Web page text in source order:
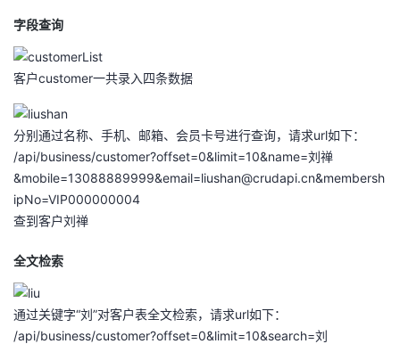
藏
议
字段查询
客户customer一共录入四条数据
分别通过名称、手机、邮箱、会员卡号进行查询，请求url如下：
/api/business/customer?offset=0&limit=10&name=刘禅
&mobile=13088889999&email=liushan@crudapi.cn&membersh
ipNo=VIP000000004
查到客户刘禅
全文检索
通过关键字“刘”对客户表全文检索，请求url如下：
/api/business/customer?offset=0&limit=10&search=刘